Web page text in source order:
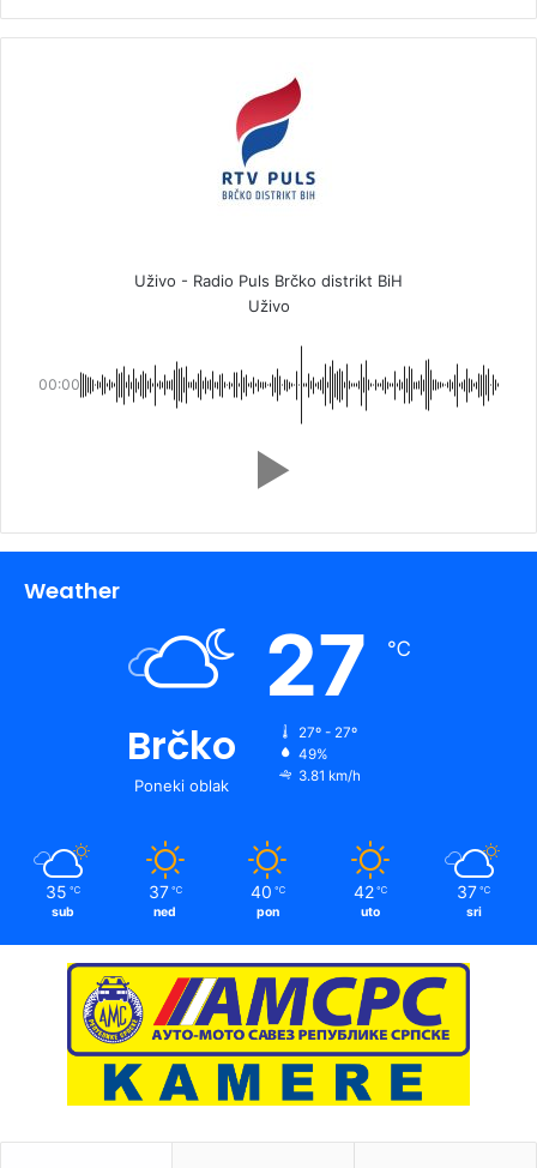
Uživo - Radio Puls Brčko distrikt BiH
Uživo
00:00
Weather
Brčko
Poneki oblak
27 ℃
27º - 27º
49%
3.81 km/h
35 ℃
sub
37 ℃
ned
40 ℃
pon
42 ℃
uto
37 ℃
sri